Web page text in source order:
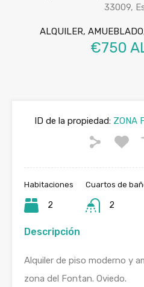
33009,
ALQUILER,
€750
ID de la propiedad: ZONA
Habitaciones
2
Cuartos de
2
Descripción
Alquiler de piso moderno y
zona del Fontan. Oviedo.